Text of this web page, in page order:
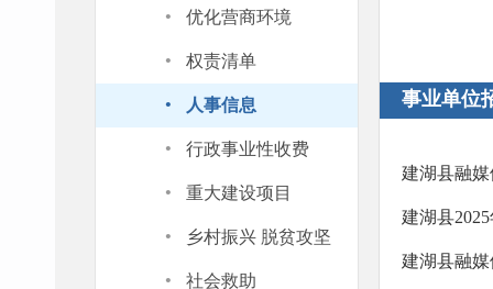
· 优化营商环境
· 权责清单
· 人事信息
· 行政事业性收费
· 重大建设项目
· 乡村振兴 脱贫攻坚
社会救助
事业单位
建湖县融
建湖县
建湖县融